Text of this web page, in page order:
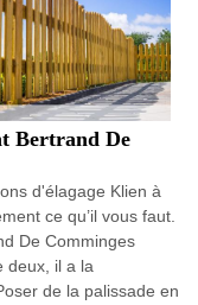
Bertrand De
d'élagage Klien à
ce qu’il vous faut.
De Comminges
deux, il a la
de la palissade en